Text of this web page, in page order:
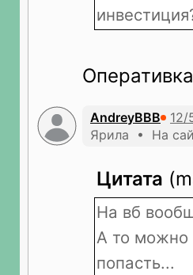
AndreyBBB
Ярила • На
Цитата
На вб
А то можно
попасть...